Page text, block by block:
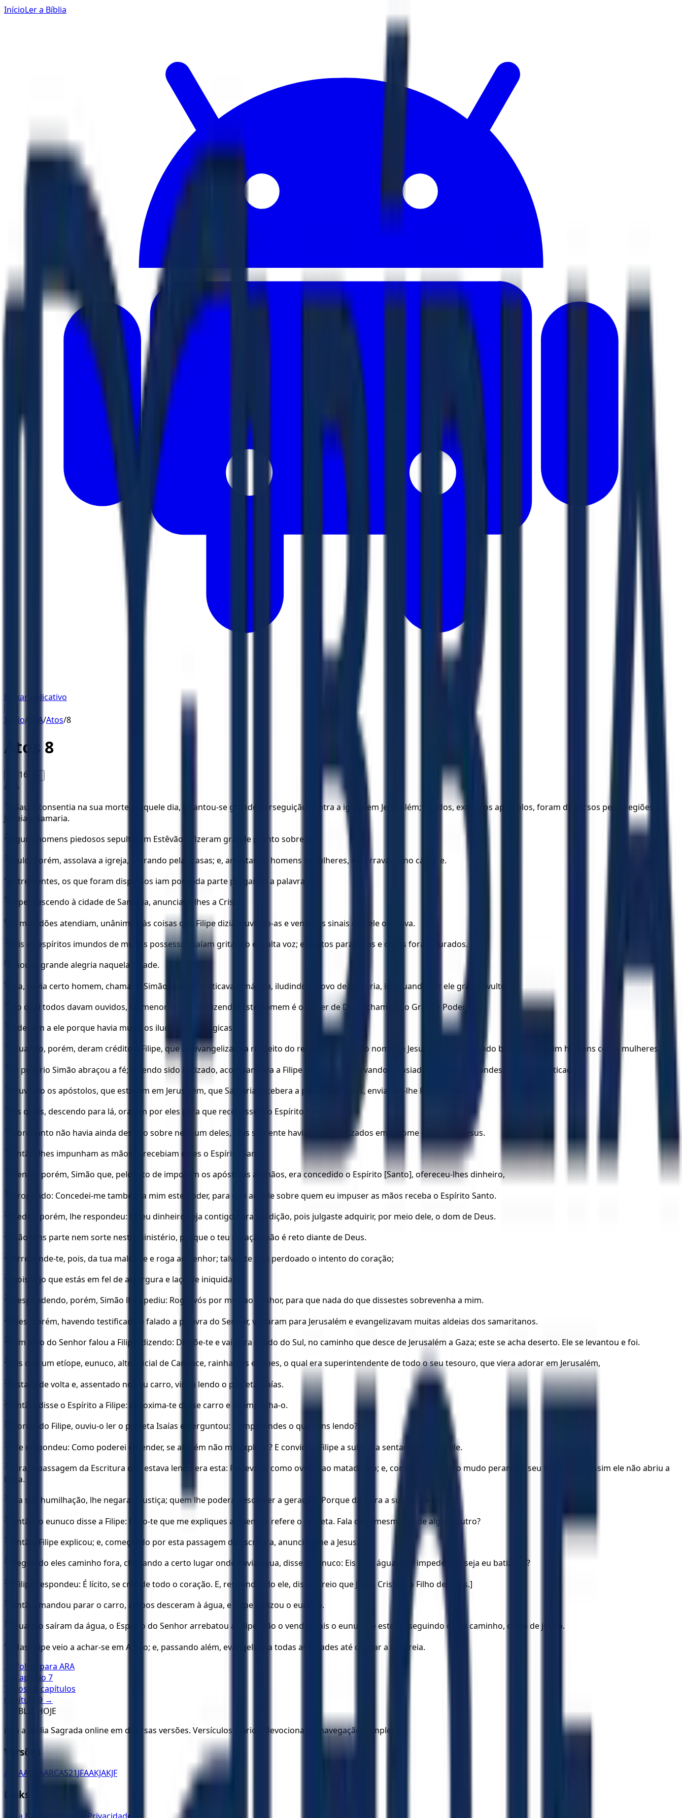
InícioLer a Bíblia
Baixar Aplicativo
Início/ ARA/Atos/8
Atos 8
16 A+
ARA
1
E Saulo consentia na sua morte. Naquele dia, levantou-se grande perseguição contra a igreja em Jerusalém; e todos, exceto os apóstolos, foram dispersos pelas regiões da
Judeia e Samaria.
2 Alguns homens piedosos sepultaram Estêvão e fizeram grande pranto sobre ele.
3 Saulo, porém, assolava a igreja, entrando pelas casas; e, arrastando homens e mulheres, encerrava-os no cárcere.
4 Entrementes, os que foram dispersos iam por toda parte pregando a palavra.
5 Filipe, descendo à cidade de Samaria, anunciava-lhes a Cristo.
6 As multidões atendiam, unânimes, às coisas que Filipe dizia, ouvindo-as e vendo os sinais que ele operava.
7 Pois os espíritos imundos de muitos possessos saíam gritando em alta voz; e muitos paralíticos e coxos foram curados.
8 E houve grande alegria naquela cidade.
9 Ora, havia certo homem, chamado Simão, que ali praticava a mágica, iludindo o povo de Samaria, insinuando ser ele grande vulto;
10 ao qual todos davam ouvidos, do menor ao maior, dizendo: Este homem é o poder de Deus, chamado o Grande Poder.
11 Aderiam a ele porque havia muito os iludira com mágicas.
12 Quando, porém, deram crédito a Filipe, que os evangelizava a respeito do reino de Deus e do nome de Jesus Cristo, iam sendo batizados, assim homens como mulheres.
13 O próprio Simão abraçou a fé; e, tendo sido batizado, acompanhava a Filipe de perto, observando extasiado os sinais e grandes milagres praticados.
14 Ouvindo os apóstolos, que estavam em Jerusalém, que Samaria recebera a palavra de Deus, enviaram-lhe Pedro e João;
15 os quais, descendo para lá, oraram por eles para que recebessem o Espírito Santo;
16 porquanto não havia ainda descido sobre nenhum deles, mas somente haviam sido batizados em o nome do Senhor Jesus.
17 Então, lhes impunham as mãos, e recebiam estes o Espírito Santo.
18 Vendo, porém, Simão que, pelo fato de imporem os apóstolos as mãos, era concedido o Espírito [Santo], ofereceu-lhes dinheiro,
19 propondo: Concedei-me também a mim este poder, para que aquele sobre quem eu impuser as mãos receba o Espírito Santo.
20 Pedro, porém, lhe respondeu: O teu dinheiro seja contigo para perdição, pois julgaste adquirir, por meio dele, o dom de Deus.
21 Não tens parte nem sorte neste ministério, porque o teu coração não é reto diante de Deus.
22 Arrepende-te, pois, da tua maldade e roga ao Senhor; talvez te seja perdoado o intento do coração;
23 pois vejo que estás em fel de amargura e laço de iniquidade.
24 Respondendo, porém, Simão lhes pediu: Rogai vós por mim ao Senhor, para que nada do que dissestes sobrevenha a mim.
25 Eles, porém, havendo testificado e falado a palavra do Senhor, voltaram para Jerusalém e evangelizavam muitas aldeias dos samaritanos.
26 Um anjo do Senhor falou a Filipe, dizendo: Dispõe-te e vai para o lado do Sul, no caminho que desce de Jerusalém a Gaza; este se acha deserto. Ele se levantou e foi.
27 Eis que um etíope, eunuco, alto oficial de Candace, rainha dos etíopes, o qual era superintendente de todo o seu tesouro, que viera adorar em Jerusalém,
28 estava de volta e, assentado no seu carro, vinha lendo o profeta Isaías.
29 Então, disse o Espírito a Filipe: Aproxima-te desse carro e acompanha-o.
30 Correndo Filipe, ouviu-o ler o profeta Isaías e perguntou: Compreendes o que vens lendo?
31 Ele respondeu: Como poderei entender, se alguém não me explicar? E convidou Filipe a subir e a sentar-se junto a ele.
32
Ora, a passagem da Escritura que estava lendo era esta: Foi levado como ovelha ao matadouro; e, como um cordeiro mudo perante o seu tosquiador, assim ele não abriu a
boca.
33 Na sua humilhação, lhe negaram justiça; quem lhe poderá descrever a geração? Porque da terra a sua vida é tirada.
34 Então, o eunuco disse a Filipe: Peço-te que me expliques a quem se refere o profeta. Fala de si mesmo ou de algum outro?
35 Então, Filipe explicou; e, começando por esta passagem da Escritura, anunciou-lhe a Jesus.
36 Seguindo eles caminho fora, chegando a certo lugar onde havia água, disse o eunuco: Eis aqui água; que impede que seja eu batizado?
37 [Filipe respondeu: É lícito, se crês de todo o coração. E, respondendo ele, disse: Creio que Jesus Cristo é o Filho de Deus.]
38 Então, mandou parar o carro, ambos desceram à água, e Filipe batizou o eunuco.
39 Quando saíram da água, o Espírito do Senhor arrebatou a Filipe, não o vendo mais o eunuco; e este foi seguindo o seu caminho, cheio de júbilo.
40
Mas Filipe veio a achar-se em Azoto; e, passando além, evangelizava todas as cidades até chegar a Cesareia.
← Voltar para ARA
← Capítulo 7
Todos os capítulos
Capítulo
9 →
BÍBLIA HOJE
Leia a Bíblia Sagrada online em diversas versões. Versículos diários, devocionais e navegação completa.
Versões
ACFAA ARAARCAS21JFAAKJAKJF
Links